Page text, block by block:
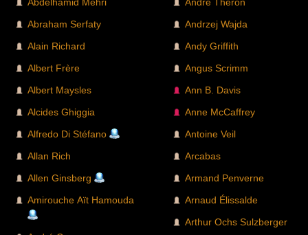
Abdelhamid Mehri
Abraham Serfaty
Alain Richard
Albert Frère
Albert Maysles
Alcides Ghiggia
Alfredo Di Stéfano
Allan Rich
Allen Ginsberg
Amirouche Aït Hamouda
André Theron
Andrzej Wajda
Andy Griffith
Angus Scrimm
Ann B. Davis
Anne McCaffrey
Antoine Veil
Arcabas
Armand Penverne
Arnaud Élissalde
Arthur Ochs Sulzberger